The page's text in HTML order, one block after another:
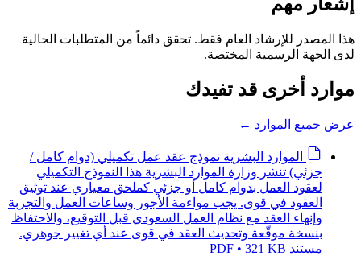
هذا المصدر للإرشاد العام فقط. تحقق دائماً من المتطلبات الحالية
لدى الجهة الرسمية المختصة.
موارد أخرى قد تفيدك
عرض جميع الموارد ←
الموارد البشرية نموذج عقد عمل تكميلي (دوام كامل /
جزئي) تنشر وزارة الموارد البشرية هذا النموذج التكميلي
لعقود العمل بدوام كامل أو جزئي كملحق معياري عند توثيق
العقود في قوى. يجب مواءمة الأجور وساعات العمل والتجربة
وإنهاء العقد مع نظام العمل السعودي قبل التوقيع، والاحتفاظ
بنسخة موقّعة وتحديث العقد في قوى عند أي تغيير جوهري.
مستند PDF • 321 KB